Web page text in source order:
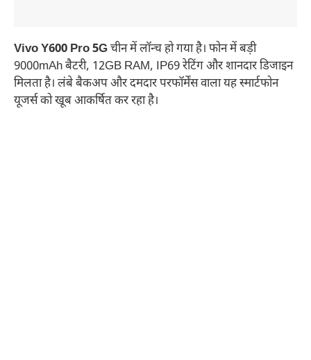
Vivo Y600 Pro 5Gचीन में लॉन्च हो गया है। फोन में बड़ी
9000mAh बैटरी, 12GB RAM, IP69 रेटिंग और शानदार डिजाइन
मिलता है। लंबे बैकअप और दमदार परफॉर्मेंस वाला यह स्मार्टफोन
यूजर्स को खूब आकर्षित कर रहा है।